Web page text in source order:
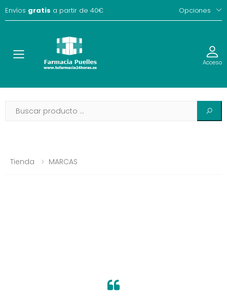
Envíos gratis a partir de 40€ Opciones
Toggle Acceso
Tienda MARCAS